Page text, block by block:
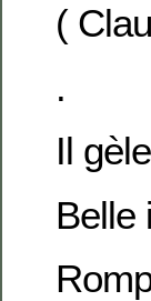
(
.
Il
Belle